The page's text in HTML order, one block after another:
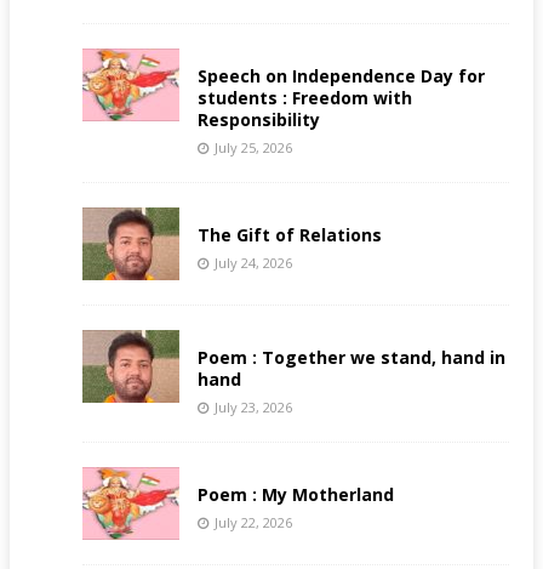
Speech on Independence Day for
students : Freedom with
Responsibility
July 25, 2026
The Gift of Relations
July 24, 2026
Poem : Together we stand, hand in
hand
July 23, 2026
Poem : My Motherland
July 22, 2026